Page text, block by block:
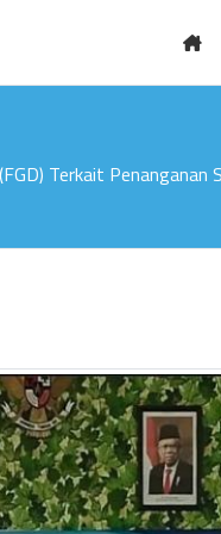
Terkait Penanganan